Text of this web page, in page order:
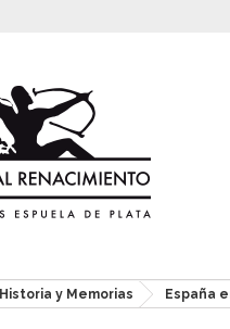
Historia y Memorias España